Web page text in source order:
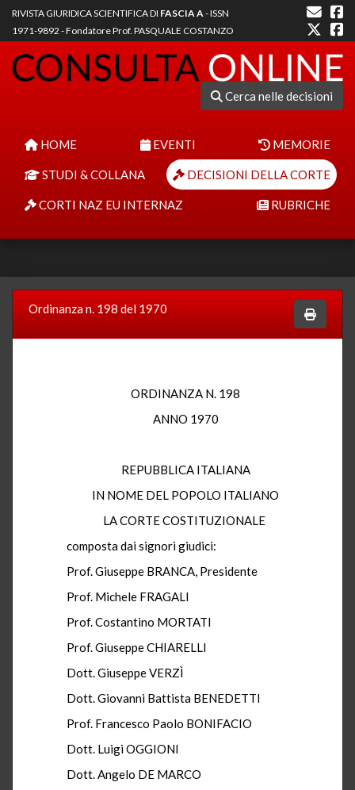
RIVISTA GIURIDICA SCIENTIFICA DI FASCIA A- ISSN
1971-9892 - Fondatore Prof. PASQUALE COSTANZO
Cerca nelle decisioni
HOME EVENTI MEMORIE
STUDI & COLLANA DECISIONI DELLA CORTE
CORTI NAZ EU INTERNAZ RUBRICHE
Ordinanza n. 198 del 1970
ORDINANZA N. 198
ANNO 1970
REPUBBLICA ITALIANA
IN NOME DEL POPOLO ITALIANO
LA CORTE COSTITUZIONALE
composta dai signori giudici:
Prof. Giuseppe BRANCA, Presidente
Prof. Michele FRAGALI
Prof. Costantino MORTATI
Prof. Giuseppe CHIARELLI
Dott. Giuseppe VERZÌ
Dott. Giovanni Battista BENEDETTI
Prof. Francesco Paolo BONIFACIO
Dott. Luigi OGGIONI
Dott. Angelo DE MARCO